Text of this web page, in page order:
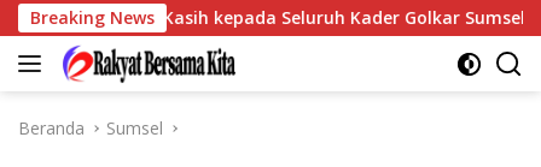
Langsung
ke
konten
Breaking News
Terima Kasih kepada Seluruh Kader Golkar Sumsel
Beranda Sumsel